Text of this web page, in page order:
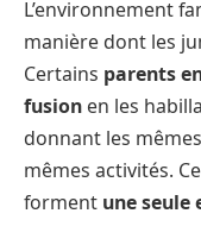
L’environnement
manière dont les
Certains parents
fusion en les
donnant les
mêmes activités.
forment une seule